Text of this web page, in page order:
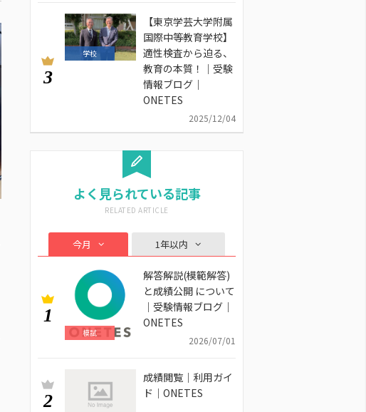
3
学校
【東京学芸大学附属
国際中等教育学校】
適性検査から迫る、
教育の本質！｜受験
情報ブログ｜
ONETES
2025/12/04
よく見られている記事
今月 1年以内
1
模試
解答解説(模範解答)
と成績公開 について
｜受験情報ブログ｜
ONETES
2026/07/01
2
成績閲覧｜利用ガイ
ド｜ONETES